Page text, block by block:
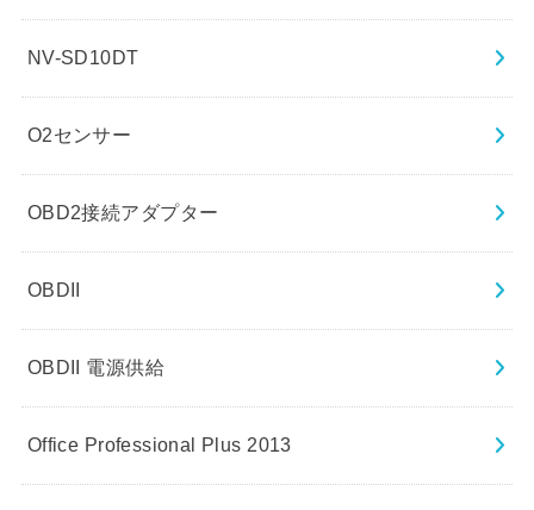
NV-SD10DT
O2センサー
OBD2接続アダプター
OBDII
OBDII 電源供給
Office Professional Plus 2013